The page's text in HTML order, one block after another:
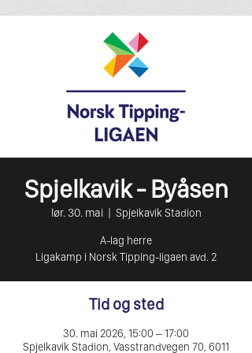
Spjelkavik - Byåsen
lør. 30. mai
  |
Spjelkavik Stadion
A-lag herre
Ligakamp i Norsk Tipping-ligaen avd. 2
Tid og sted
30. mai 2026, 15:00 – 17:00
Spjelkavik Stadion, Vasstrandvegen 70, 6011